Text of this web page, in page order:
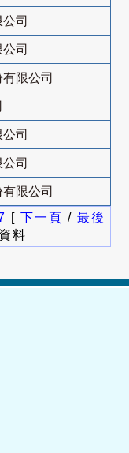
司
司
限公司
司
司
限公司
[ 下一頁 / 最後
料